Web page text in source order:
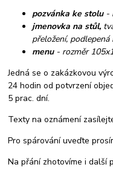
pozvánka ke stolu-
jmenovka na stůl,
přeložení,
menu- rozměr
Jedná se o zakázkovou
24 hodin od potvrzení
5 prac. dní.
Texty na oznámení
Pro spárování uveďte
Na přání zhotovíme i další